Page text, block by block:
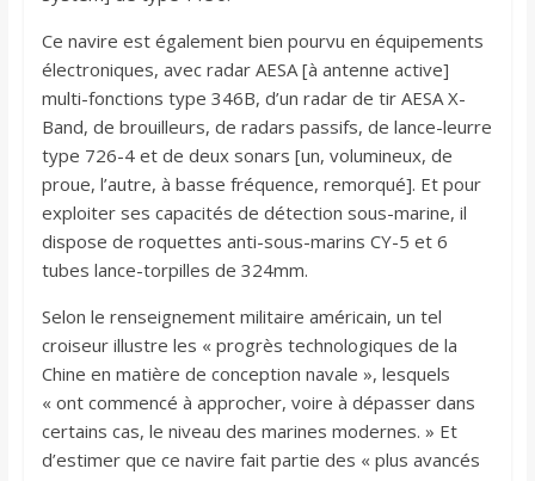
Ce navire est également bien pourvu en équipements
électroniques, avec radar AESA [à antenne active]
multi-fonctions type 346B, d’un radar de tir AESA X-
Band, de brouilleurs, de radars passifs, de lance-leurre
type 726-4 et de deux sonars [un, volumineux, de
proue, l’autre, à basse fréquence, remorqué]. Et pour
exploiter ses capacités de détection sous-marine, il
dispose de roquettes anti-sous-marins CY-5 et 6
tubes lance-torpilles de 324mm.
Selon le renseignement militaire américain, un tel
croiseur illustre les « progrès technologiques de la
Chine en matière de conception navale », lesquels
« ont commencé à approcher, voire à dépasser dans
certains cas, le niveau des marines modernes. » Et
d’estimer que ce navire fait partie des « plus avancés